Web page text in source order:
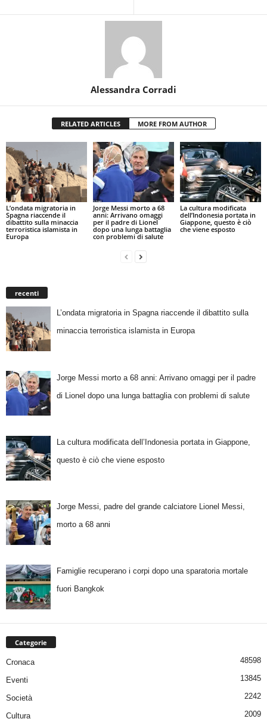
Alessandra Corradi
RELATED ARTICLES MORE FROM AUTHOR
L’ondata migratoria in
Spagna riaccende il
dibattito sulla minaccia
terroristica islamista in
Europa
Jorge Messi morto a 68
anni: Arrivano omaggi
per il padre di Lionel
dopo una lunga battaglia
con problemi di salute
La cultura modificata
dell’Indonesia portata in
Giappone, questo è ciò
che viene esposto
recenti
L’ondata migratoria in Spagna riaccende il dibattito sulla
minaccia terroristica islamista in Europa
Jorge Messi morto a 68 anni: Arrivano omaggi per il padre
di Lionel dopo una lunga battaglia con problemi di salute
La cultura modificata dell’Indonesia portata in Giappone,
questo è ciò che viene esposto
Jorge Messi, padre del grande calciatore Lionel Messi,
morto a 68 anni
Famiglie recuperano i corpi dopo una sparatoria mortale
fuori Bangkok
Categorie
Cronaca 48598
Eventi 13845
Società 2242
Cultura
2009